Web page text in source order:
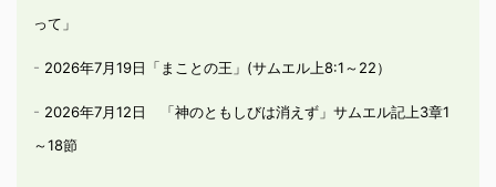
って」
2026年7月19日「まことの王」(サムエル上8:1～22）
2026年7月12日 「神のともしびは消えず」サムエル記上3章1
～18節